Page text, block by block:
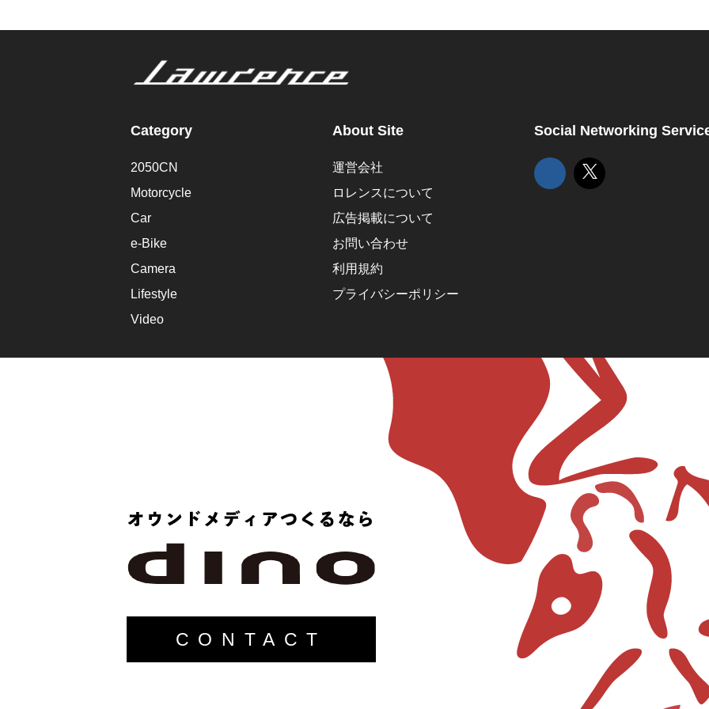
Category
2050CN
Motorcycle
Car
e-Bike
Camera
Lifestyle
Video
About Site
運営会社
ロレンスについて
広告掲載について
お問い合わせ
利用規約
プライバシーポリシー
Social Networking
CONTACT